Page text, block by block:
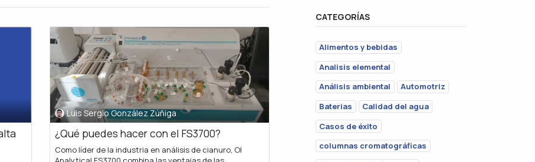
Luis Sergio González Zúñiga
¿Qué puedes hacer con el FS3700?
Como líder de la industria en análisis de cianuro, OI
CATEGORÍAS
Alimentos y bebidas
Analisis elemental
Análisis ambiental
Automotriz
Baterias
Calidad del agua
Casos de éxito
columnas cromatográficas